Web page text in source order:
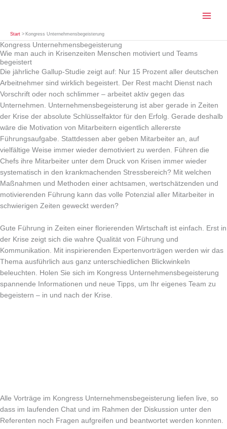
Start Kongress Unternehmensbegeisterung
Kongress Unternehmensbegeisterung
Wie man auch in Krisenzeiten Menschen motiviert und Teams
begeistert
Die jährliche Gallup-Studie zeigt auf: Nur 15 Prozent aller deutschen
Arbeitnehmer sind wirklich begeistert. Der Rest macht Dienst nach
Vorschrift oder noch schlimmer – arbeitet aktiv gegen das
Unternehmen. Unternehmensbegeisterung ist aber gerade in Zeiten
der Krise der absolute Schlüsselfaktor für den Erfolg. Gerade deshalb
wäre die Motivation von Mitarbeitern eigentlich allererste
Führungsaufgabe. Stattdessen aber geben Mitarbeiter an, auf
vielfältige Weise immer wieder demotiviert zu werden. Führen die
Chefs ihre Mitarbeiter unter dem Druck von Krisen immer wieder
systematisch in den krankmachenden Stressbereich? Mit welchen
Maßnahmen und Methoden einer achtsamen, wertschätzenden und
motivierenden Führung kann das volle Potenzial aller Mitarbeiter in
schwierigen Zeiten geweckt werden?
Gute Führung in Zeiten einer florierenden Wirtschaft ist einfach. Erst in
der Krise zeigt sich die wahre Qualität von Führung und
Kommunikation. Mit inspirierenden Expertenvorträgen werden wir das
Thema ausführlich aus ganz unterschiedlichen Blickwinkeln
beleuchten. Holen Sie sich im Kongress Unternehmensbegeisterung
spannende Informationen und neue Tipps, um Ihr eigenes Team zu
begeistern – in und nach der Krise.
Alle Vorträge im Kongress Unternehmensbegeisterung liefen live, so
dass im laufenden Chat und im Rahmen der Diskussion unter den
Referenten noch Fragen aufgreifen und beantwortet werden konnten.